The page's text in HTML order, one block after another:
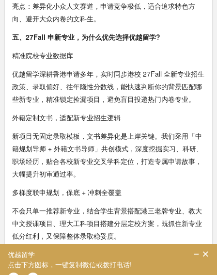
亮点：差异化小众人文赛道，申请竞争极低，适合追求特色方
向、避开大众内卷的文科生。
五、27Fall 申新专业，为什么优先选择优越留学?
精准院校专业数据库
优越留学深耕香港申请多年，实时同步港校 27Fall 全新专业招生
政策、录取偏好、往年隐性分数线，能快速判断你的背景匹配哪
些新专业，精准锁定捡漏项目，避免盲目投递热门内卷专业。
外籍定制文书，适配新专业招生逻辑
新项目无固定录取模板，文书差异化是上岸关键。我们采用「中
籍规划导师 + 外籍文书导师」共创模式，深度挖掘实习、科研、
职场经历，贴合各校新专业交叉学科定位，打造专属申请故事，
大幅提升初审通过率。
多梯度联申规划，保底 + 冲刺全覆盖
不会只单一推荐新专业，结合学生背景搭配港三老牌专业、教大
中文授课项目、理大工科项目搭建分层定校方案，既抓住新专业
低分红利，又保障整体录取稳妥度。
全流程透明服务，跟进申请窗口期
港校新专业多为滚动录取、先到先得，优越专属申请管家实时跟